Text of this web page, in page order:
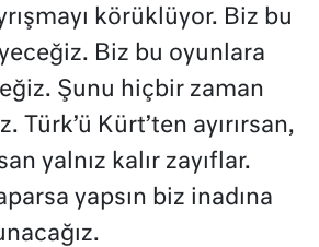
körüklüyor. Biz bu
Biz bu oyunlara
Şunu hiçbir zaman
Türk’ü Kürt’ten ayırırsan,
yalnız kalır zayıflar.
yapsın biz inadına